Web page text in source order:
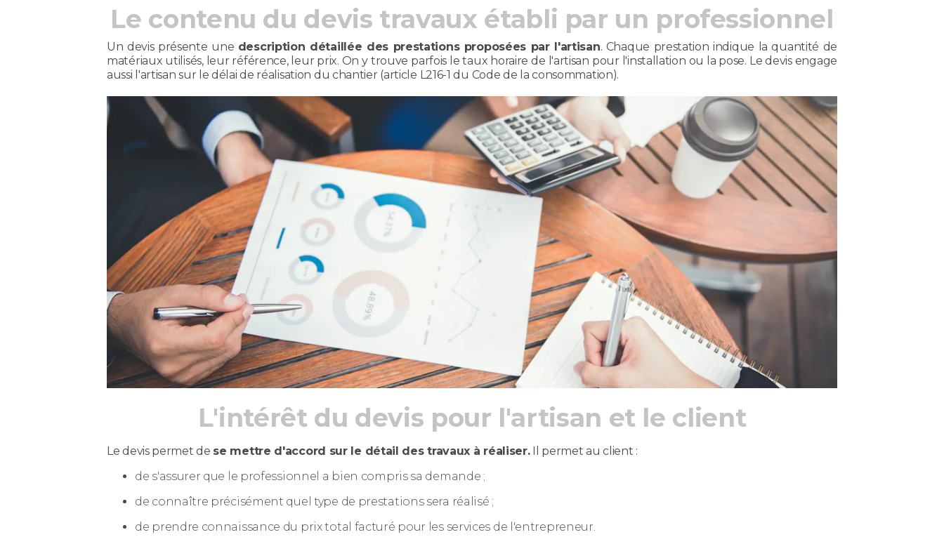
Le contenu du devis travaux établi par un professionnel
Un devis présente une description détaillée des prestations proposées par l'artisan. Chaque prestation indique la quantité de
matériaux utilisés, leur référence, leur prix. On y trouve parfois le taux horaire de l'artisan pour l'installation ou la pose. Le devis engage
aussi l'artisan sur le délai de réalisation du chantier (article L216-1 du Code de la consommation).
L'intérêt du devis pour l'artisan et le client
Le devis permet de se mettre d'accord sur le détail des travaux à réaliser.Il permet au client :
de s'assurer que le professionnel a bien compris sa demande ;
de connaître précisément quel type de prestations sera réalisé ;
de prendre connaissance du prix total facturé pour les services de l'entrepreneur.